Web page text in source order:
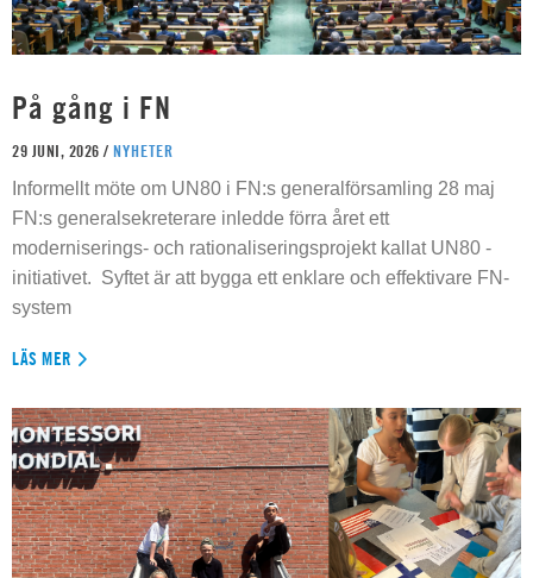
På gång i FN
29 JUNI, 2026 / NYHETER
Informellt möte om UN80 i FN:s generalförsamling 28 maj
FN:s generalsekreterare inledde förra året ett
moderniserings- och rationaliseringsprojekt kallat UN80 -
initiativet. Syftet är att bygga ett enklare och effektivare FN-
system
LÄS MER